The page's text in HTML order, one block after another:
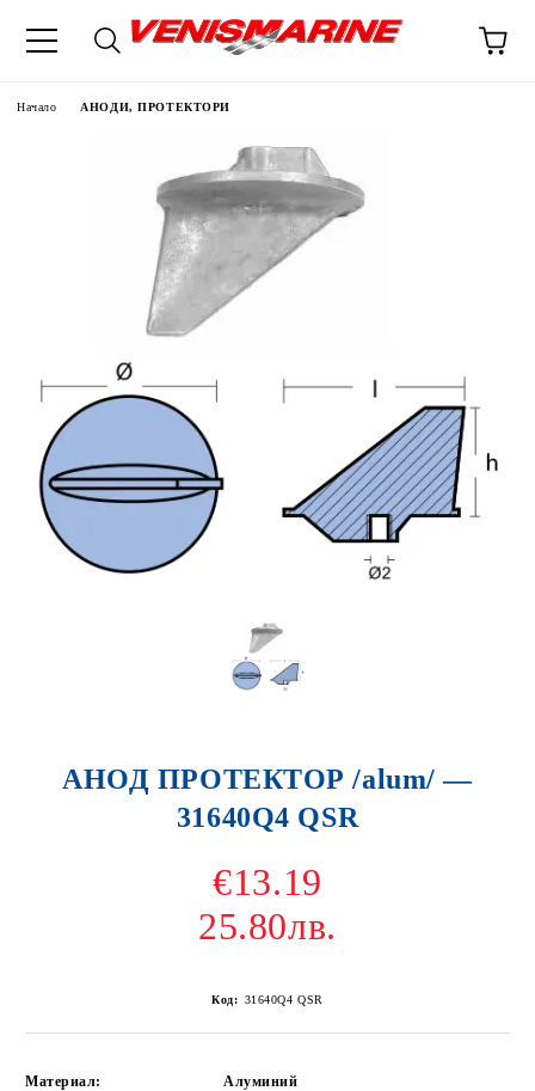
Начало АНОДИ, ПРОТЕКТОРИ
АНОД ПРОТЕКТОР /alum/ —
31640Q4 QSR
€13.19
25.80лв.
Код: 31640Q4 QSR
Материал:
Алуминий